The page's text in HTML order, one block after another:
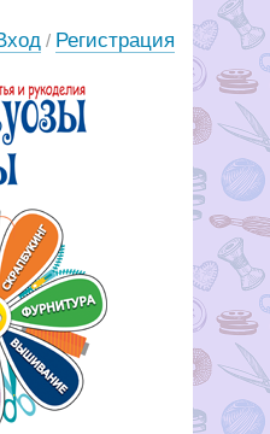
/ Регистрация